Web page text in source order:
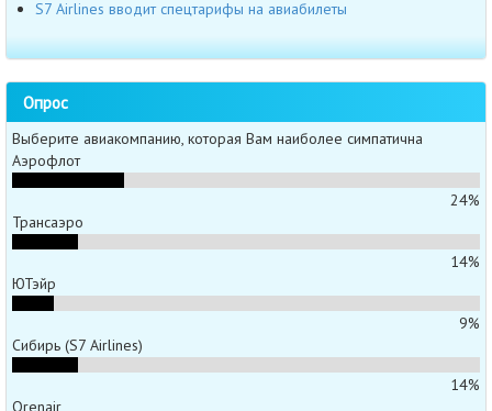
S7 Airlines вводит спецтарифы на авиабилеты
Опрос
Выберите авиакомпанию, которая Вам наиболее симпатична
Аэрофлот
24%
Трансаэро
14%
ЮТэйр
9%
Сибирь (S7 Airlines)
14%
Orenair